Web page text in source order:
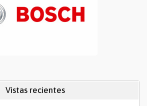
Vistas recientes